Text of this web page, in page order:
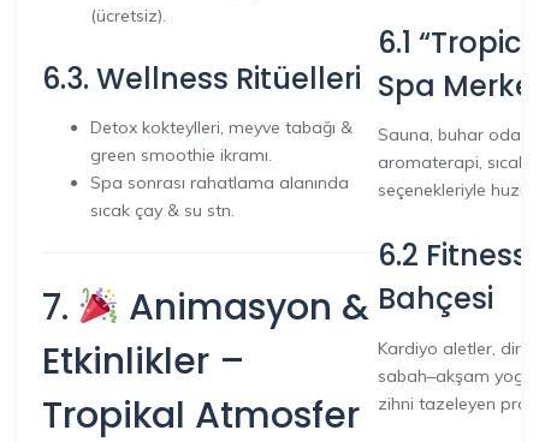
(ücretsiz).
6.3. Wellness Ritüelleri
Detox kokteylleri, meyve tabağı &
green smoothie ikramı.
Spa sonrası rahatlama alanında
sıcak çay & su stn.
7.
Animasyon &
Etkinlikler –
Tropikal Atmosfer
6.1
Spa
Sauna, buhar
aromaterapi, sıcak
seçenekleriyle
6.2
Bahçesi
Kardiyo aletler,
sabah–akşam yoga
zihni tazeleyen